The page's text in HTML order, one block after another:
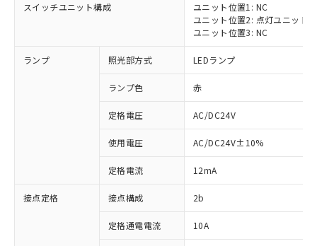
スイッチユニット構成
ユニット位置1: NC
ユニット位置2: 点灯ユニット
ユニット位置3: NC
ランプ 照光部方式 LEDランプ
ランプ色 赤
定格電圧 AC/DC24V
使用電圧 AC/DC24V±10%
定格電流 12mA
接点定格 接点構成 2b
定格通電電流 10A
ご利用条件
※1 対応状況
対応済み：EU RoHS指令（10物質）の
非含有に対応した製品が提供可能な商品で
す。
対応予定：EU RoHS指令（10物質）の非含
有に対応した製品に切り替える予定のある